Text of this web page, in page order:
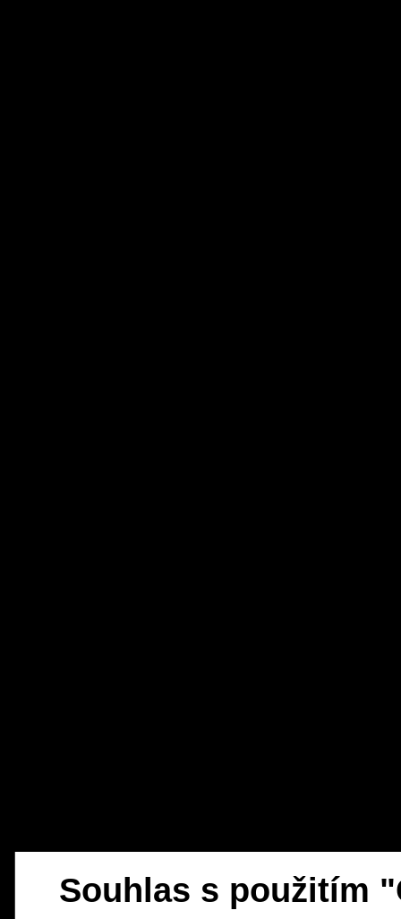
Souhlas s použitím